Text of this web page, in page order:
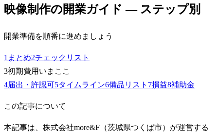
映像制作の開業ガイド — ステップ別
開業準備を順番に進めましょう
1 まとめ2チェックリスト
3初期費用 いまここ
4届出・許認可5タイムライン6備品リスト 7損益8補助金
この記事について
本記事は、株式会社more&F（茨城県つくば市）が運営する